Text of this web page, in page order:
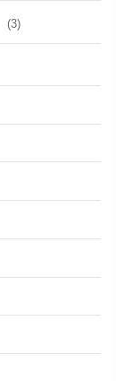
(3)